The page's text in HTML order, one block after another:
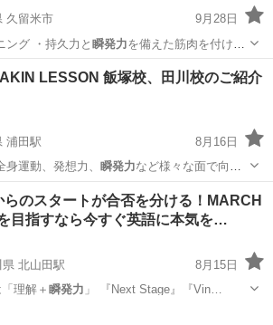
久留米市
9月28日
ング ・持久力と 瞬発力を備えた筋肉を付ける
LESSON 飯塚校、田川校のご紹介
浦田駅
8月16日
運動、発想力、 瞬発力など様々な面で向上
駅 ブレイクダンス BREAKIN
らのスタートが合否を分ける！MARCH
目指すなら今すぐ英語に本気を…
北山田駅
8月15日
法は「理解＋瞬発力 」 『Next Stage』『Vin…